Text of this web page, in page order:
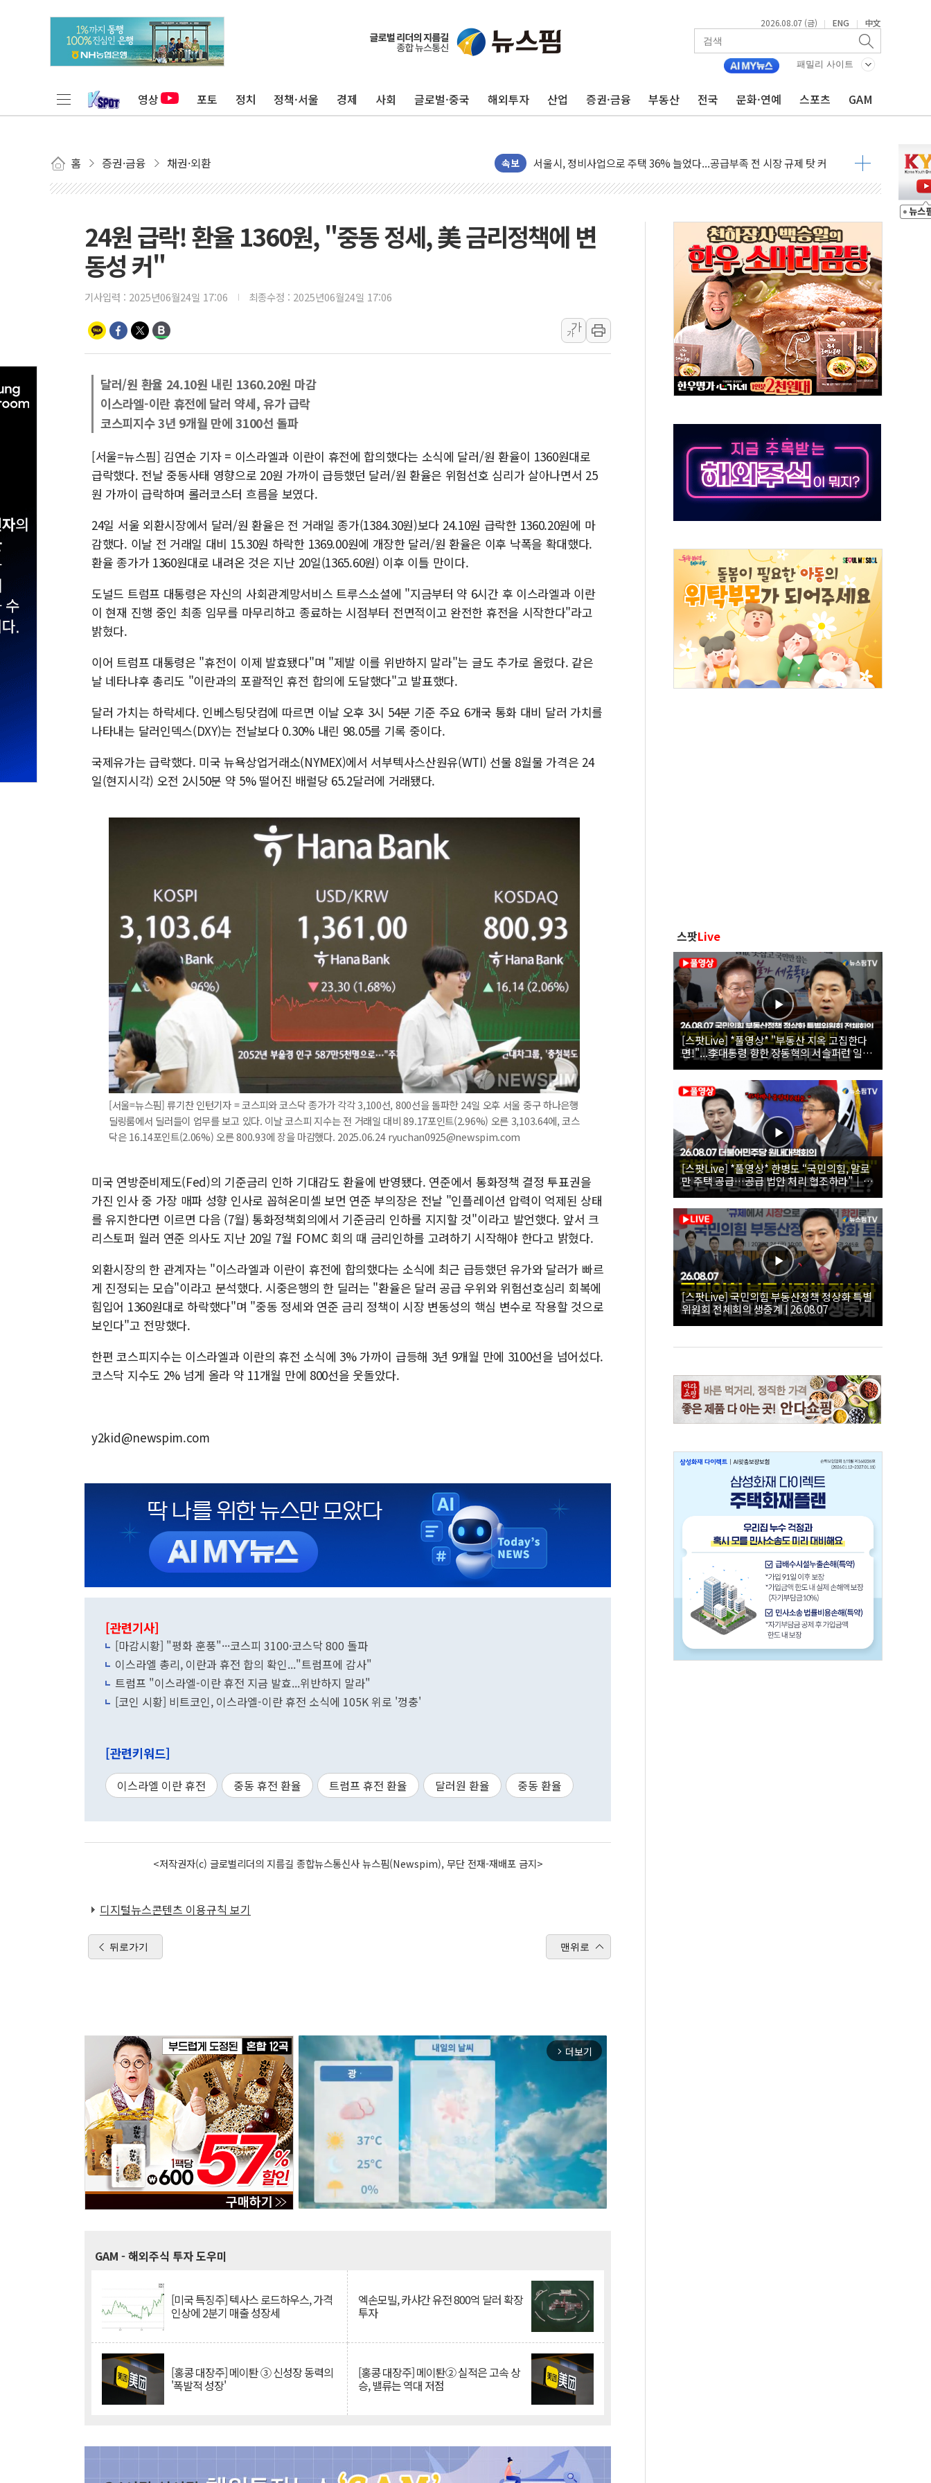
2026.08.07 (금) | ENG | 中文
패밀리 사이트
영상 포토 정치 정책·서울 경제 사회 글로벌·중국 해외투자 산업 증권·금융 부동산 전국 문화·연예 스포츠 GAM
홈 증권·금융 채권·외환 속보
美 정보 당국 "푸틴, 몇 년 내 NATO 결속력 시험하려 한정적 침공 가능성"
서울시, 정비사업으로 주택 36% 늘었다...공급부족 전 시장 규제 탓 커
신인류콘텐츠, 핀란드 AI 기업 Audission Oy와 운영 파트너십 체결
[AI 카드뉴스] 기후변화가 바꾼 대한민국 여름
국민의힘 윤리위, '부산 돌려차기 발언' 논란 서범수·진종오 징계절차 개시
전남광주 구례 산불 32분 만에 주불 진화...인명피해 없어
캠코, 5918억원 규모 압류재산 1506건 공매
[시승기] 공간·승차감 잡은 볼보 EX90…'올 터치'는 호불호
가오픈한 홈플러스
[종합] 청도 흥선리 야산 산불 1시간36분만에 주불진화....인명피해 없어
에어로케이항공, 청주-중국 청두 노선 운항허가 취득...중국 노선 다변화
네이버, AI 브리핑 도입 후 블로그 창작자 지원 규모 2배 확대
SKT, '8월 월간 럭키 페스타' 실시...휴대폰 결제 최대 6000원 할인
24원 급락! 환율 1360원, "중동 정세, 美 금리정책에 변
동성 커"
기사입력 : 2025년06월24일 17:06 최종수정 : 2025년06월24일 17:06
가
가
달러/원 환율 24.10원 내린 1360.20원 마감
이스라엘-이란 휴전에 달러 약세, 유가 급락
코스피지수 3년 9개월 만에 3100선 돌파
[서울=뉴스핌] 김연순 기자 = 이스라엘과 이란이 휴전에 합의했다는 소식에 달러/원 환율이 1360원대로
급락했다. 전날 중동사태 영향으로 20원 가까이 급등했던 달러/원 환율은 위험선호 심리가 살아나면서 25
원 가까이 급락하며 롤러코스터 흐름을 보였다.
24일 서울 외환시장에서 달러/원 환율은 전 거래일 종가(1384.30원)보다 24.10원 급락한 1360.20원에 마
감했다. 이날 전 거래일 대비 15.30원 하락한 1369.00원에 개장한 달러/원 환율은 이후 낙폭을 확대했다.
환율 종가가 1360원대로 내려온 것은 지난 20일(1365.60원) 이후 이틀 만이다.
도널드 트럼프 대통령은 자신의 사회관계망서비스 트루스소셜에 "지금부터 약 6시간 후 이스라엘과 이란
이 현재 진행 중인 최종 임무를 마무리하고 종료하는 시점부터 전면적이고 완전한 휴전을 시작한다"라고
밝혔다.
이어 트럼프 대통령은 "휴전이 이제 발효됐다"며 "제발 이를 위반하지 말라"는 글도 추가로 올렸다. 같은
날 네타냐후 총리도 "이란과의 포괄적인 휴전 합의에 도달했다"고 발표했다.
달러 가치는 하락세다. 인베스팅닷컴에 따르면 이날 오후 3시 54분 기준 주요 6개국 통화 대비 달러 가치를
나타내는 달러인덱스(DXY)는 전날보다 0.30% 내린 98.05를 기록 중이다.
국제유가는 급락했다. 미국 뉴욕상업거래소(NYMEX)에서 서부텍사스산원유(WTI) 선물 8월물 가격은 24
일(현지시각) 오전 2시50분 약 5% 떨어진 배럴당 65.2달러에 거래됐다.
[서울=뉴스핌] 류기찬 인턴기자 = 코스피와 코스닥 종가가 각각 3,100선, 800선을 돌파한 24일 오후 서울 중구 하나은행
딜링룸에서 딜러들이 업무를 보고 있다. 이날 코스피 지수는 전 거래일 대비 89.17포인트(2.96%) 오른 3,103.64에, 코스
닥은 16.14포인트(2.06%) 오른 800.93에 장을 마감했다. 2025.06.24 ryuchan0925@newspim.com
미국 연방준비제도(Fed)의 기준금리 인하 기대감도 환율에 반영됐다. 연준에서 통화정책 결정 투표권을
가진 인사 중 가장 매파 성향 인사로 꼽혀온미셸 보먼 연준 부의장은 전날 "인플레이션 압력이 억제된 상태
를 유지한다면 이르면 다음 (7월) 통화정책회의에서 기준금리 인하를 지지할 것"이라고 발언했다. 앞서 크
리스토퍼 월러 연준 의사도 지난 20일 7월 FOMC 회의 때 금리인하를 고려하기 시작해야 한다고 밝혔다.
외환시장의 한 관계자는 "이스라엘과 이란이 휴전에 합의했다는 소식에 최근 급등했던 유가와 달러가 빠르
게 진정되는 모습"이라고 분석했다. 시중은행의 한 딜러는 "환율은 달러 공급 우위와 위험선호심리 회복에
힘입어 1360원대로 하락했다"며 "중동 정세와 연준 금리 정책이 시장 변동성의 핵심 변수로 작용할 것으로
보인다"고 전망했다.
한편 코스피지수는 이스라엘과 이란의 휴전 소식에 3% 가까이 급등해 3년 9개월 만에 3100선을 넘어섰다.
코스닥 지수도 2% 넘게 올라 약 11개월 만에 800선을 웃돌았다.
y2kid@newspim.com
[관련기사]
[마감시황] "평화 훈풍"···코스피 3100·코스닥 800 돌파
이스라엘 총리, 이란과 휴전 합의 확인..."트럼프에 감사"
트럼프 "이스라엘-이란 휴전 지금 발효...위반하지 말라"
[코인 시황] 비트코인, 이스라엘-이란 휴전 소식에 105K 위로 '껑충'
[관련키워드]
이스라엘 이란 휴전 중동 휴전 환율 트럼프 휴전 환율 달러원 환율 중동 환율
<저작권자(c) 글로벌리더의 지름길 종합뉴스통신사 뉴스핌(Newspim), 무단 전재-재배포 금지>
디지털뉴스콘텐츠 이용규칙 보기
뒤로가기 맨위로
arrow_forward_ios 더보기
GAM - 해외주식 투자 도우미
[미국 특징주] 텍사스 로드하우스, 가격
인상에 2분기 매출 성장세
엑손모빌, 카샤간 유전 800억 달러 확장
투자
[홍콩 대장주] 메이퇀 ③ 신성장 동력의
'폭발적 성장'
[홍콩 대장주] 메이퇀② 실적은 고속 상
승, 밸류는 역대 저점
스팟Live
[스팟Live] *풀영상* "부동산 지옥 고집한다
면!"...李대통령 향한 장동혁의 서슬퍼런 일갈
| 26.08.07 국민의힘 부동산정책 정상화 특별
위원회 전체회의
[스팟Live] *풀영상* 한병도 “국민의힘, 말로
만 주택 공급…공급 법안 처리 협조하라”｜
26.08.07 더불어민주당 원내대책회의
[스팟Live] 국민의힘 부동산정책 정상화 특별
위원회 전체회의 생중계 | 26.08.07